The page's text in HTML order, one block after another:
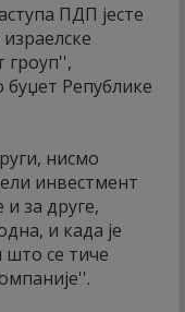
ПДП јесте
гроуп'',
Републике
нисмо
инвестмент
за друге,
и када је
што се тиче